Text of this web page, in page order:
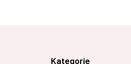
Kategorie